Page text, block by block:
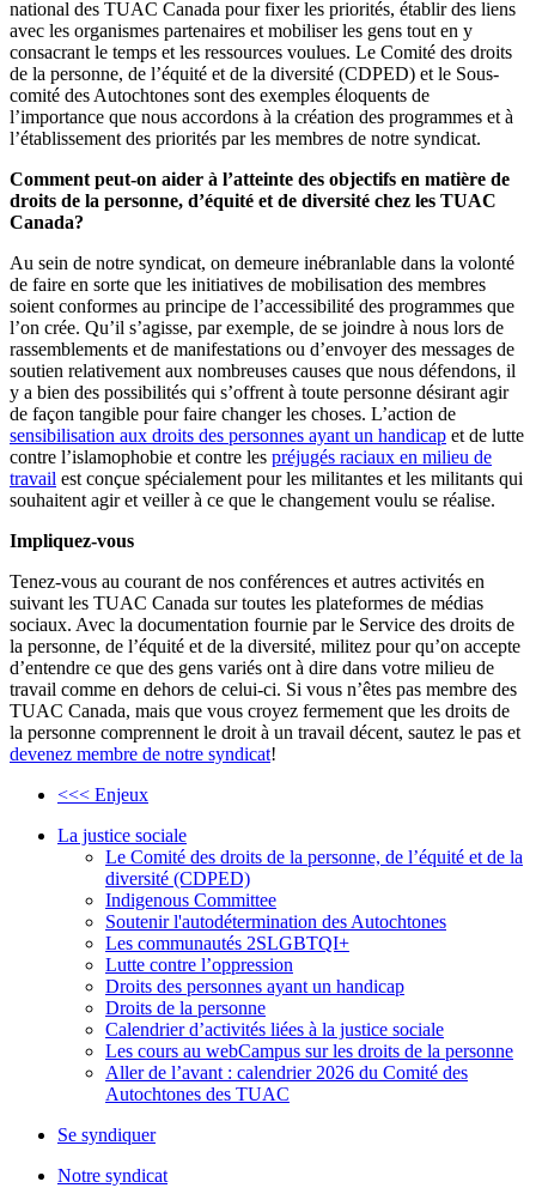
national des TUAC Canada pour fixer les priorités, établir des liens
avec les organismes partenaires et mobiliser les gens tout en y
consacrant le temps et les ressources voulues. Le Comité des droits
de la personne, de l’équité et de la diversité (CDPED) et le Sous-
comité des Autochtones sont des exemples éloquents de
l’importance que nous accordons à la création des programmes et à
l’établissement des priorités par les membres de notre syndicat.
Comment peut-on aider à l’atteinte des objectifs en matière de
droits de la personne, d’équité et de diversité chez les TUAC
Canada?
Au sein de notre syndicat, on demeure inébranlable dans la volonté
de faire en sorte que les initiatives de mobilisation des membres
soient conformes au principe de l’accessibilité des programmes que
l’on crée. Qu’il s’agisse, par exemple, de se joindre à nous lors de
rassemblements et de manifestations ou d’envoyer des messages de
soutien relativement aux nombreuses causes que nous défendons, il
y a bien des possibilités qui s’offrent à toute personne désirant agir
de façon tangible pour faire changer les choses. L’action de
sensibilisation aux droits des personnes ayant un handicap et de lutte
contre l’islamophobie et contre les préjugés raciaux en milieu de
travail est conçue spécialement pour les militantes et les militants qui
souhaitent agir et veiller à ce que le changement voulu se réalise.
Impliquez-vous
Tenez-vous au courant de nos conférences et autres activités en
suivant les TUAC Canada sur toutes les plateformes de médias
sociaux. Avec la documentation fournie par le Service des droits de
la personne, de l’équité et de la diversité, militez pour qu’on accepte
d’entendre ce que des gens variés ont à dire dans votre milieu de
travail comme en dehors de celui-ci. Si vous n’êtes pas membre des
TUAC Canada, mais que vous croyez fermement que les droits de
la personne comprennent le droit à un travail décent, sautez le pas et
devenez membre de notre syndicat!
<<< Enjeux
La justice sociale
Le Comité des droits de la personne, de l’équité et de la
diversité (CDPED)
Indigenous Committee
Soutenir l'autodétermination des Autochtones
Les communautés 2SLGBTQI+
Lutte contre l’oppression
Droits des personnes ayant un handicap
Droits de la personne
Calendrier d’activités liées à la justice sociale
Les cours au webCampus sur les droits de la personne
Aller de l’avant : calendrier 2026 du Comité des
Autochtones des TUAC
Se syndiquer
Notre syndicat